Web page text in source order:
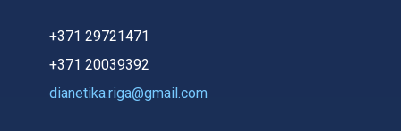
+371 29721471
+371 20039392
dianetika.riga@gmail.com